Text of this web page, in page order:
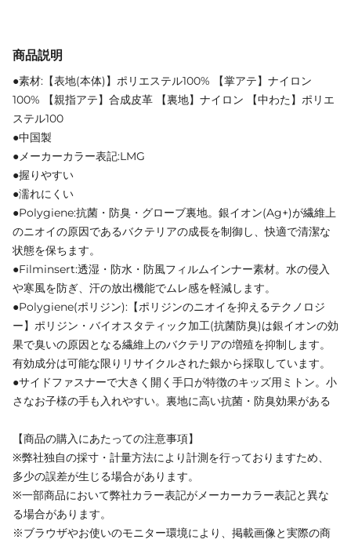
商品説明
●素材:【表地(本体)】ポリエステル100% 【掌アテ】ナイロン
100% 【親指アテ】合成皮革 【裏地】ナイロン 【中わた】ポリエ
ステル100
●中国製
●メーカーカラー表記:LMG
●握りやすい
●濡れにくい
●Polygiene:抗菌・防臭・グローブ裏地。銀イオン(Ag+)が繊維上
のニオイの原因であるバクテリアの成長を制御し、快適で清潔な
状態を保ちます。
●Filminsert:透湿・防水・防風フィルムインナー素材。水の侵入
や寒風を防ぎ、汗の放出機能でムレ感を軽減します。
●Polygiene(ポリジン):【ポリジンのニオイを抑えるテクノロジ
ー】ポリジン・バイオスタティック加工(抗菌防臭)は銀イオンの効
果で臭いの原因となる繊維上のバクテリアの増殖を抑制します。
有効成分は可能な限りリサイクルされた銀から採取しています。
●サイドファスナーで大きく開く手口が特徴のキッズ用ミトン。小
さなお子様の手も入れやすい。裏地に高い抗菌・防臭効果がある
【商品の購入にあたっての注意事項】
※弊社独自の採寸・計量方法により計測を行っておりますため、
多少の誤差が生じる場合があります。
※一部商品において弊社カラー表記がメーカーカラー表記と異な
る場合があります。
※ブラウザやお使いのモニター環境により、掲載画像と実際の商